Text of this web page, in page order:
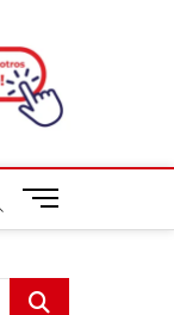
B
ó
n
Buscar...